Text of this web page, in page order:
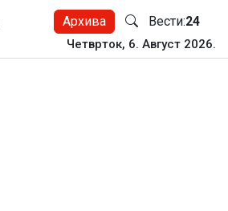
Архива Вести:24
Четврток, 6. Август 2026.